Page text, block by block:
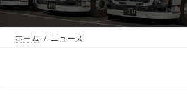
ホーム ニュース